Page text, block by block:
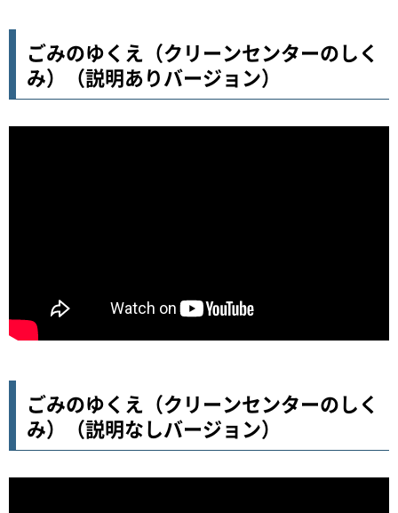
ごみのゆくえ（クリーンセンターのしく
み）（説明ありバージョン）
ごみのゆくえ（クリーンセンターのしく
み）（説明なしバージョン）